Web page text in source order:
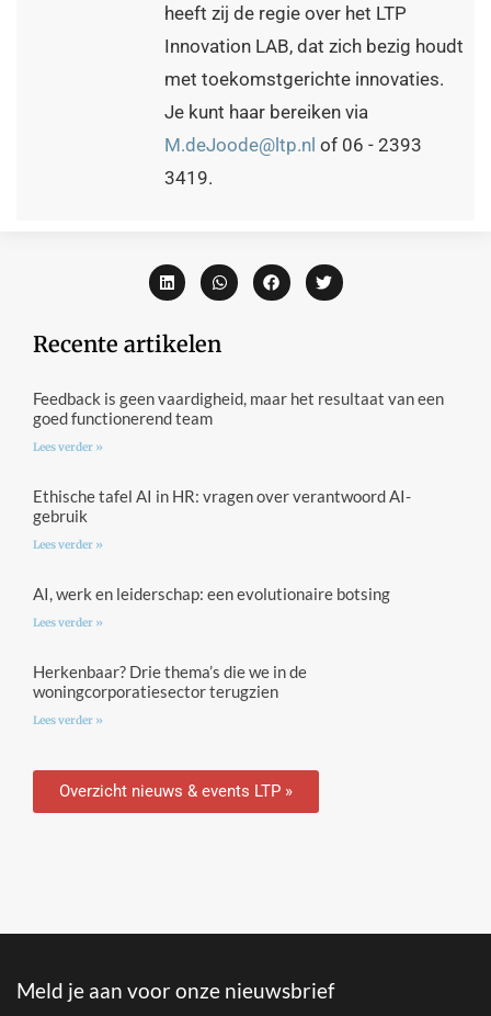
heeft zij de regie over het LTP
Innovation LAB, dat zich bezig houdt
met toekomstgerichte innovaties.
Je kunt haar bereiken via
M.deJoode@ltp.nl of 06 - 2393
3419.
Recente artikelen
Feedback is geen vaardigheid, maar het resultaat van een
goed functionerend team
Lees verder »
Ethische tafel AI in HR: vragen over verantwoord AI-
gebruik
Lees verder »
AI, werk en leiderschap: een evolutionaire botsing
Lees verder »
Herkenbaar? Drie thema’s die we in de
woningcorporatiesector terugzien
Lees verder »
Overzicht nieuws & events LTP »
Meld je aan voor onze nieuwsbrief